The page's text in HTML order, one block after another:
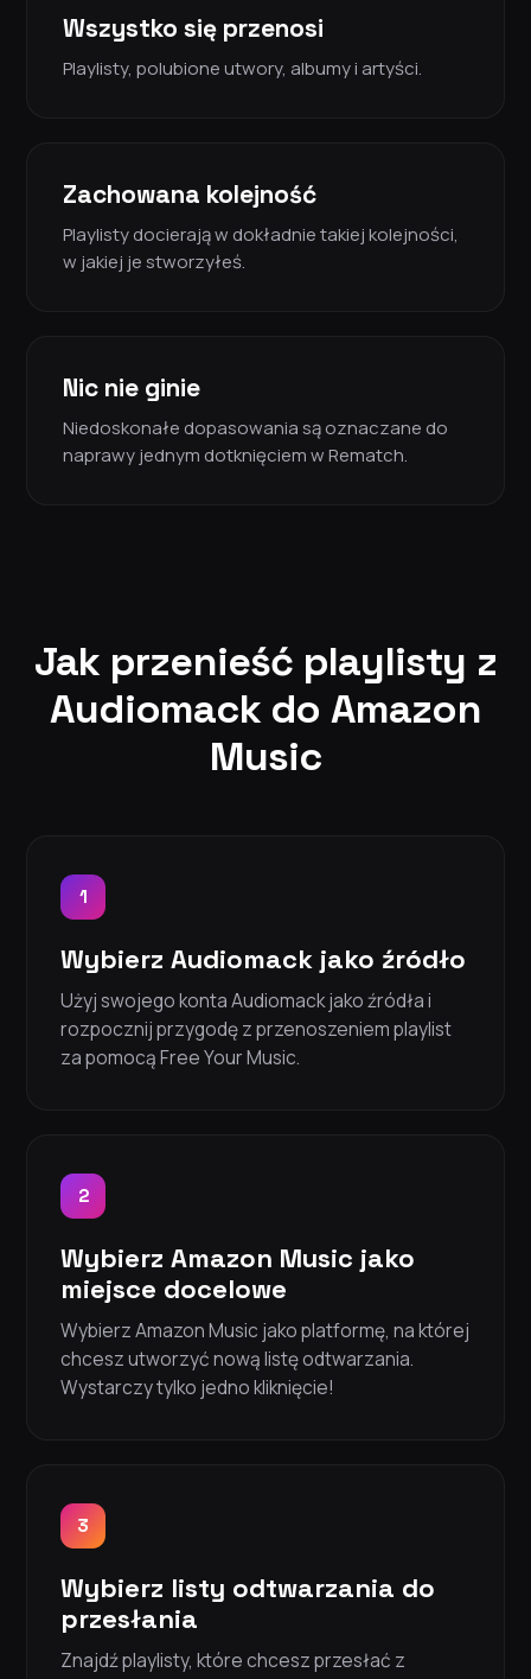
Wszystko się przenosi
Playlisty, polubione utwory, albumy i artyści.
Zachowana kolejność
Playlisty docierają w dokładnie takiej kolejności,
w jakiej je stworzyłeś.
Nic nie ginie
Niedoskonałe dopasowania są oznaczane do
naprawy jednym dotknięciem w Rematch.
Jak przenieść playlisty z
Audiomack do Amazon
Music
1
Wybierz Audiomack jako źródło
Użyj swojego konta Audiomack jako źródła i
rozpocznij przygodę z przenoszeniem playlist
za pomocą Free Your Music.
2
Wybierz Amazon Music jako
miejsce docelowe
Wybierz Amazon Music jako platformę, na której
chcesz utworzyć nową listę odtwarzania.
Wystarczy tylko jedno kliknięcie!
3
Wybierz listy odtwarzania do
przesłania
Znajdź playlisty, które chcesz przesłać z